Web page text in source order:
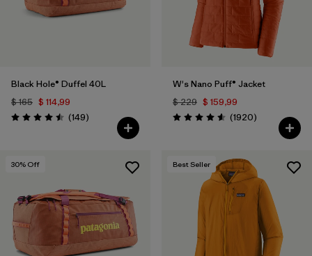
Black Hole® Duffel 40L
$ 165 $ 114,99
Valoración: 4.5 / 5
(149Comentarios
)
W's Nano Puff® Jacket
$ 229 $ 159,99
Valoración: 4.6 / 5
(1920Comentarios
)
30% Off Best Seller